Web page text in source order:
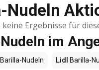
Nudeln
Ergebnisse für
im
Barilla-Nudeln Lidl Barilla-